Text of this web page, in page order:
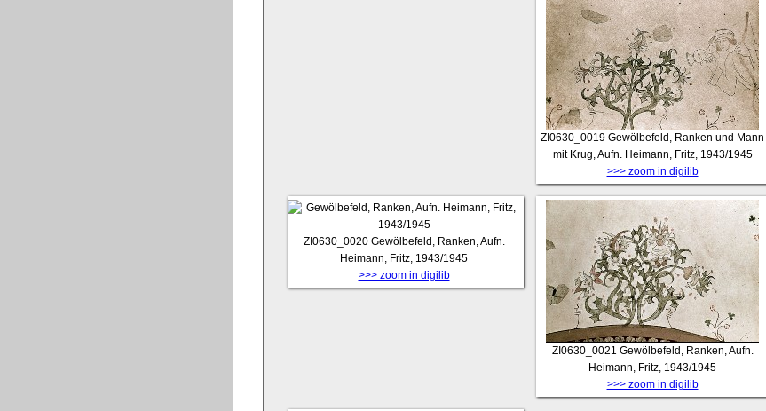
ZI0630_0019 Gewölbefeld, Ranken und Mann
mit Krug, Aufn. Heimann, Fritz, 1943/1945
>>> zoom in digilib
ZI0630_0020 Gewölbefeld, Ranken, Aufn.
Heimann, Fritz, 1943/1945
>>> zoom in digilib
ZI0630_0021 Gewölbefeld, Ranken, Aufn.
Heimann, Fritz, 1943/1945
>>> zoom in digilib